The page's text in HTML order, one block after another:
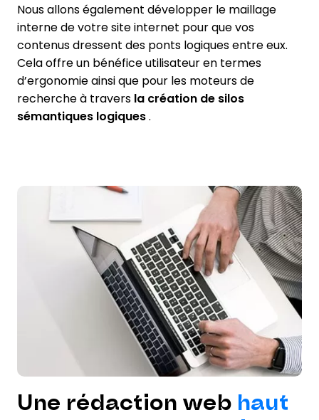
Nous allons également développer le maillage
interne de votre site internet pour que vos
contenus dressent des ponts logiques entre eux.
Cela offre un bénéfice utilisateur en termes
d’ergonomie ainsi que pour les moteurs de
recherche à travers la création de silos
sémantiques logiques.
Une rédaction web haut